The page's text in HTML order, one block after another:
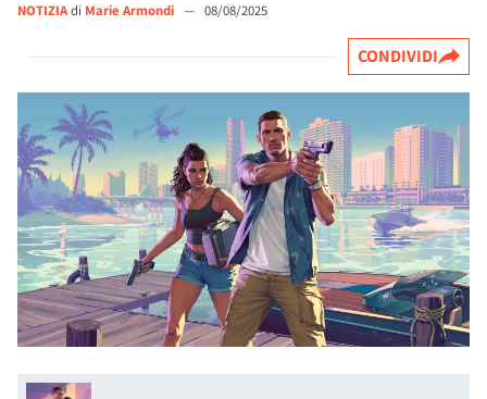
NOTIZIAdi Marie Armondi — 08/08/2025
CONDIVIDI